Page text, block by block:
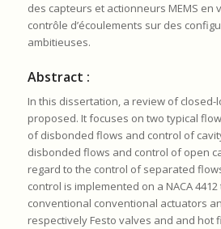
des capteurs et actionneurs MEMS en
contrôle d’écoulements sur des
ambitieuses.
Abstract :
In this dissertation, a review of
proposed. It focuses on two typical
of disbonded flows and control of
disbonded flows and control of open
regard to the control of separated
control is implemented on a NACA
conventional conventional actuators
respectively Festo valves and and hot